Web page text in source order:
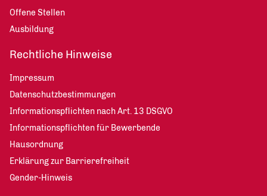
Offene Stellen
Ausbildung
Rechtliche Hinweise
Impressum
Datenschutzbestimmungen
Informationspflichten nach Art. 13 DSGVO
Informationspflichten für Bewerbende
Hausordnung
Erklärung zur Barrierefreiheit
Gender-Hinweis